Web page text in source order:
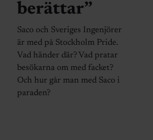
berättar”
Saco och Sveriges Ingenjörer
är med på Stockholm Pride.
Vad händer där? Vad pratar
besökarna om med facket?
Och hur går man med Saco i
paraden?